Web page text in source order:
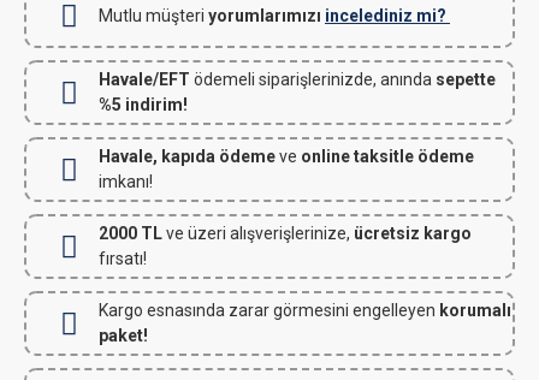
Mutlu müşteri yorumlarımızı incelediniz mi?
Havale/EFT ödemeli siparişlerinizde, anında sepette
%5 indirim!
Havale, kapıda ödemeve online taksitle ödeme
imkanı!
2000 TLve üzeri alışverişlerinize, ücretsiz kargo
fırsatı!
Kargo esnasında zarar görmesini engelleyen korumalı
paket!